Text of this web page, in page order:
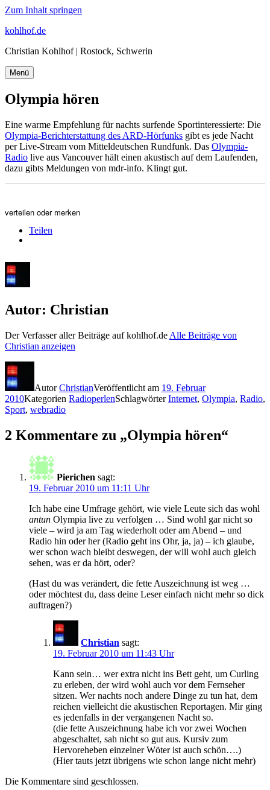
Zum Inhalt springen
kohlhof.de
Christian Kohlhof | Rostock, Schwerin
Menü
Olympia hören
Eine warme Empfehlung für nachts surfende Sportinteressierte: Die
Olympia-Berichterstattung des ARD-Hörfunks gibt es jede Nacht
per Live-Stream vom Mitteldeutschen Rundfunk. Das Olympia-
Radio live aus Vancouver hält einen akustisch auf dem Laufenden,
dazu gibts Meldungen von mdr-info. Klingt gut.
verteilen oder merken
Teilen
Autor: Christian
Der Verfasser aller Beiträge auf kohlhof.de Alle Beiträge von
Christian anzeigen
AutorChristianVeröffentlicht am 19. Februar
2010Kategorien RadioperlenSchlagwörterInternet, Olympia, Radio,
Sport, webradio
2 Kommentare zu „Olympia hören“
Pierichen sagt:
19. Februar 2010 um 11:11 Uhr
Ich habe eine Umfrage gehört, wie viele Leute sich das wohl
antun Olympia live zu verfolgen … Sind wohl gar nicht so
viele – wird ja am Tag wiederholt oder am Abend – und
Radio hin oder her (Radio geht ins Ohr, ja, ja) – ich glaube,
wer schon wach bleibt deswegen, der will wohl auch gleich
sehen, was er da hört, oder?
(Hast du was verändert, die fette Auszeichnung ist weg …
oder möchtest du, dass deine Leser einfach nicht mehr so dick
auftragen?)
Christian sagt:
19. Februar 2010 um 11:43 Uhr
Kann sein… wer extra nicht ins Bett geht, um Curling
zu erleben, der wird wohl auch vor dem Fernseher
sitzen. Wer nachts noch andere Dinge zu tun hat, dem
reichen vielleicht die akustischen Reportagen. Mir ging
es jedenfalls in der vergangenen Nacht so.
(die fette Auszeichnung habe ich vor zwei Wochen
abgeschaltet, sah nicht so gut aus. Kursiv zum
Hervoreheben einzelner Wöter ist auch schön….)
(Hier tauts jetzt übrigens wie schon lange nicht mehr)
Die Kommentare sind geschlossen.